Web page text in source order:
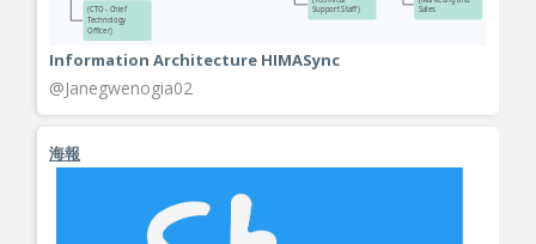
Information Architecture HIMASync
@Janegwenogia02
海報